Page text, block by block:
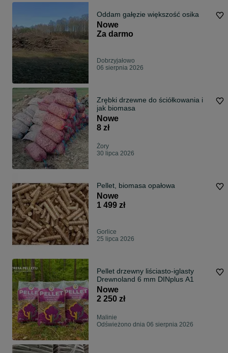
Oddam gałęzie większość osika
Nowe
Za darmo
Dobrzyjałowo
06 sierpnia 2026
Zrębki drzewne do ściółkowania i
jak biomasa
Nowe
8 zł
Żory
30 lipca 2026
Pellet, biomasa opałowa
Nowe
1 499 zł
Gorlice
25 lipca 2026
Pellet drzewny liściasto-iglasty
Drewnoland 6 mm DINplus A1
Nowe
2 250 zł
Malinie
Odświeżono dnia 06 sierpnia 2026